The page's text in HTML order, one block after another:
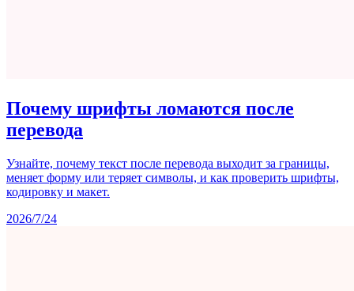
Почему шрифты ломаются после
перевода
Узнайте, почему текст после перевода выходит за границы,
меняет форму или теряет символы, и как проверить шрифты,
кодировку и макет.
2026/7/24